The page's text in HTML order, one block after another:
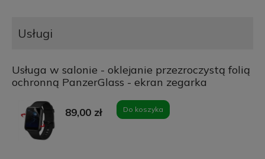
Usługi
Usługa w salonie - oklejanie przezroczystą folią
ochronną PanzerGlass - ekran zegarka
89,00 zł Do koszyka